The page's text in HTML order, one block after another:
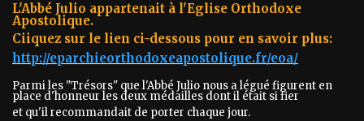
L'Abbé Julio appartenait à l'Eglise Orthodoxe
Apostolique.
Ciiquez sur le lien ci-dessous pour en savoir plus:
http://eparchieorthodoxeapostolique.fr/eoa/
Parmi les "Trésors" que l'Abbé Julio nous a légué figurent en
place d'honneur les deux médailles dont il était si fier
et qu'il recommandait de porter chaque jour.